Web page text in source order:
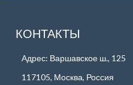
КОНТАКТЫ
Адрес: Варшавское ш., 125
117105, Москва, Россия